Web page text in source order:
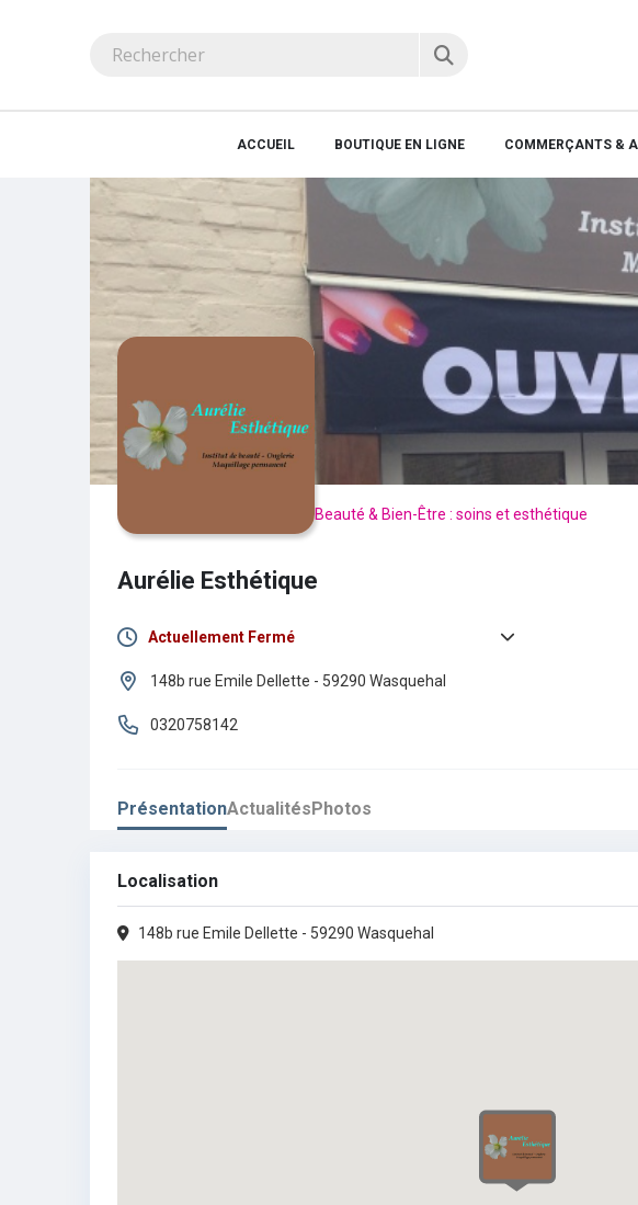
ACCUEIL BOUTIQUE EN LIGNE COMMERÇANTS &
Beauté & Bien-Être : soins et esthétique
Aurélie Esthétique
Actuellement Fermé
Lundi : 09h30 - 19h00
Mardi :
Jeudi : 09h30 - 19h00
Dimanche : Fermé
148b rue Emile Dellette - 59290 Wasquehal
0320758142
PrésentationActualitésPhotos
Localisation
148b rue Emile Dellette - 59290 Wasquehal